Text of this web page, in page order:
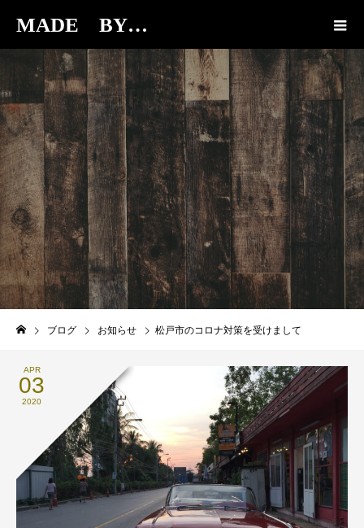
MADE BY…
BLOG
ブログ お知らせ 松戸市のコロナ対策を受けまして
APR
03
2020